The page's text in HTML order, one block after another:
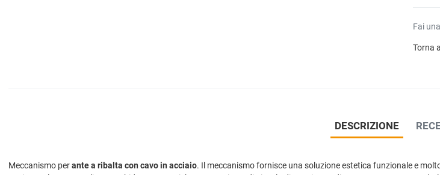
Fai
Torna
DESCRIZIONE
Meccanismo perante a ribalta con cavo in acciaio. Il meccanismo fornisce una soluzione estetica funzionale e